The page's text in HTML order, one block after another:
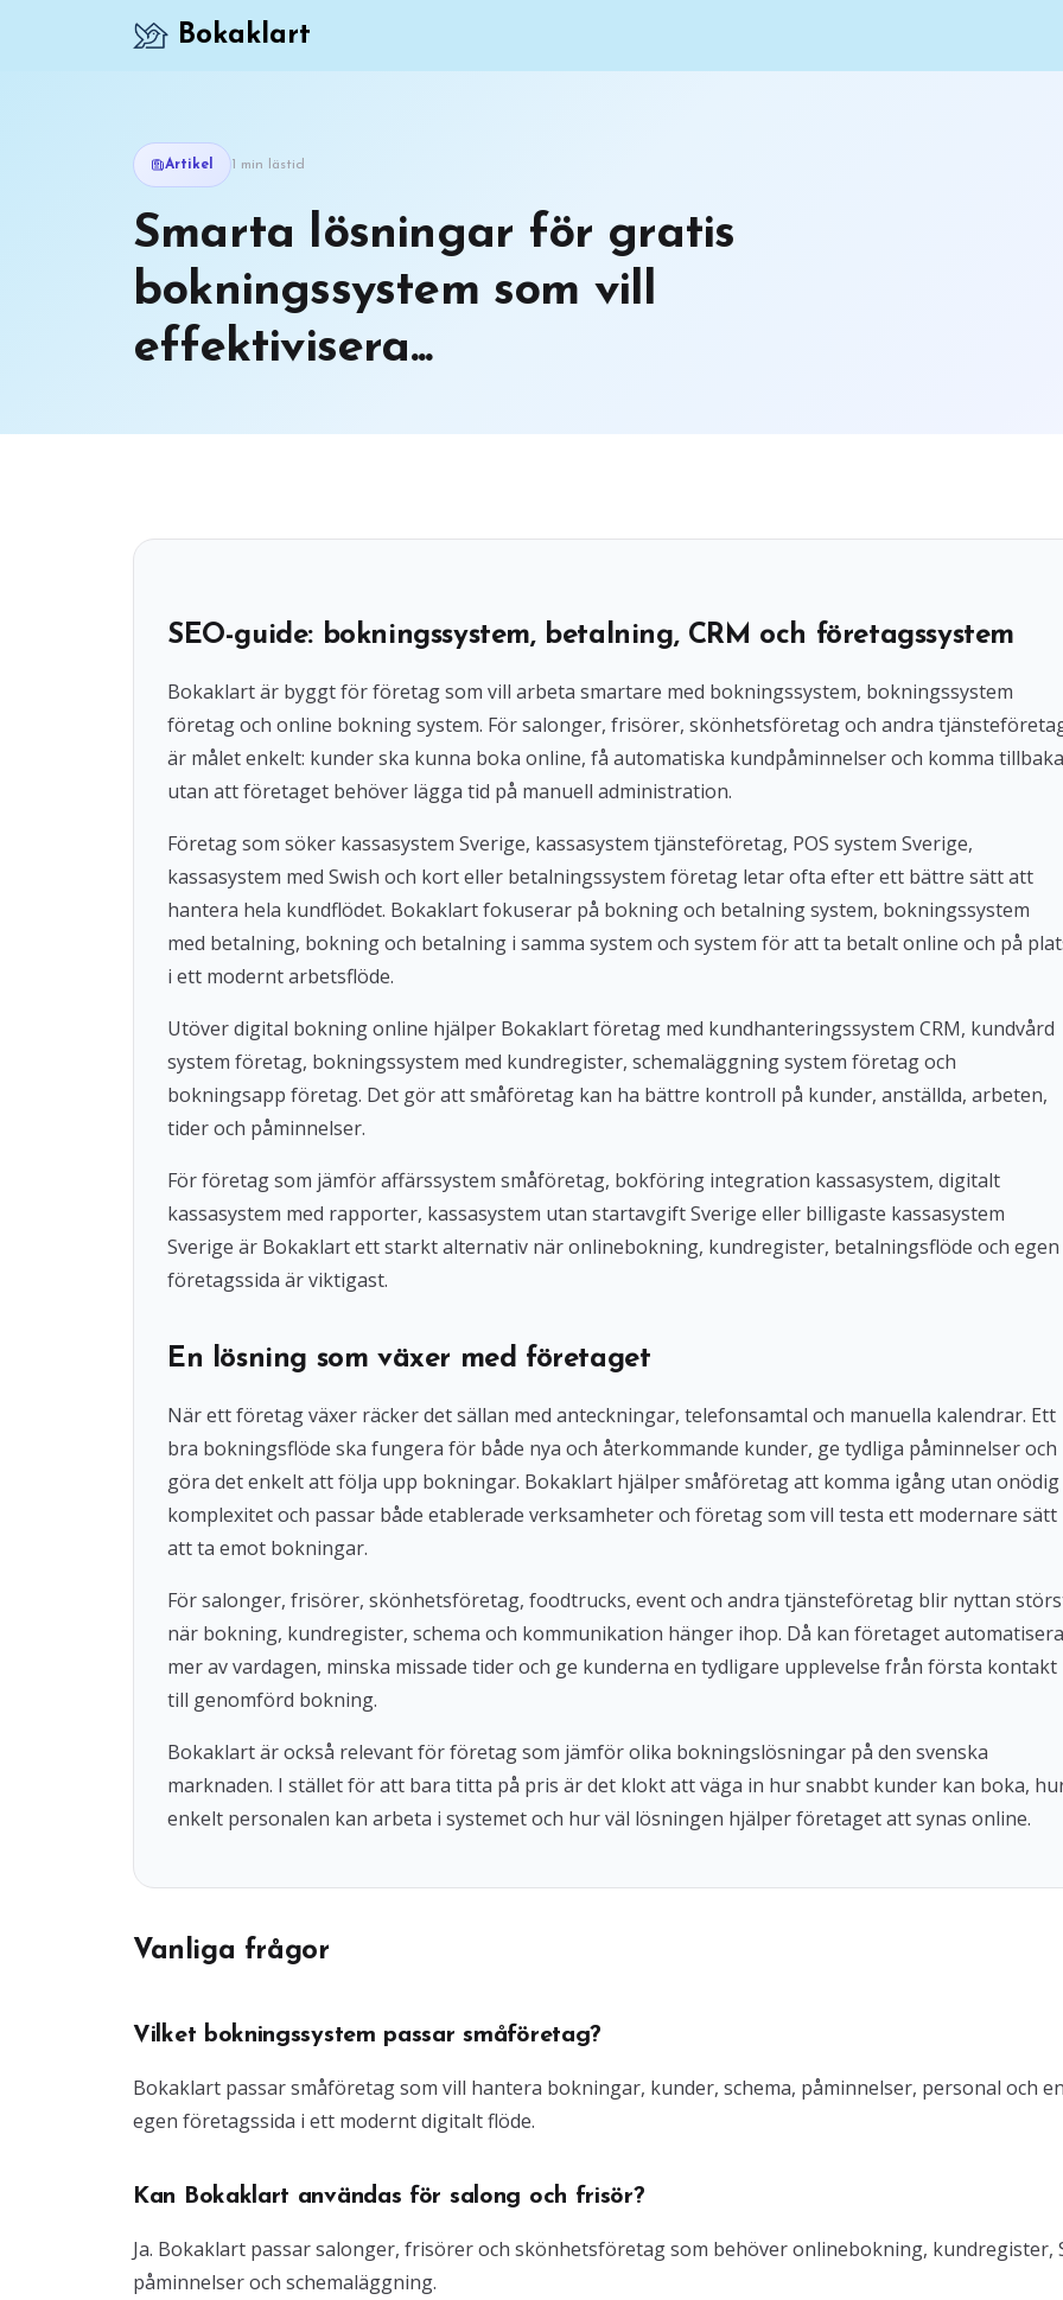
Bokaklart
Artikel 1 min lästid
Smarta lösningar för gratis
bokningssystem som vill
effektivisera...
SEO-guide: bokningssystem, betalning, CRM och företagssystem
Bokaklart är byggt för företag som vill arbeta smartare med bokningssystem, bokningssystem
företag och online bokning system. För salonger, frisörer, skönhetsföretag och andra
är målet enkelt: kunder ska kunna boka online, få automatiska kundpåminnelser och komma tillbaka
utan att företaget behöver lägga tid på manuell administration.
Företag som söker kassasystem Sverige, kassasystem tjänsteföretag, POS system Sverige,
kassasystem med Swish och kort eller betalningssystem företag letar ofta efter ett bättre sätt att
hantera hela kundflödet. Bokaklart fokuserar på bokning och betalning system, bokningssystem
med betalning, bokning och betalning i samma system och system för att ta betalt online och på
i ett modernt arbetsflöde.
Utöver digital bokning online hjälper Bokaklart företag med kundhanteringssystem CRM, kundvård
system företag, bokningssystem med kundregister, schemaläggning system företag och
bokningsapp företag. Det gör att småföretag kan ha bättre kontroll på kunder, anställda, arbeten,
tider och påminnelser.
För företag som jämför affärssystem småföretag, bokföring integration kassasystem, digitalt
kassasystem med rapporter, kassasystem utan startavgift Sverige eller billigaste kassasystem
Sverige är Bokaklart ett starkt alternativ när onlinebokning, kundregister, betalningsflöde och egen
företagssida är viktigast.
En lösning som växer med företaget
När ett företag växer räcker det sällan med anteckningar, telefonsamtal och manuella kalendrar. Ett
bra bokningsflöde ska fungera för både nya och återkommande kunder, ge tydliga påminnelser och
göra det enkelt att följa upp bokningar. Bokaklart hjälper småföretag att komma igång utan onödig
komplexitet och passar både etablerade verksamheter och företag som vill testa ett modernare sätt
att ta emot bokningar.
För salonger, frisörer, skönhetsföretag, foodtrucks, event och andra tjänsteföretag blir nyttan
när bokning, kundregister, schema och kommunikation hänger ihop. Då kan företaget automatisera
mer av vardagen, minska missade tider och ge kunderna en tydligare upplevelse från första kontakt
till genomförd bokning.
Bokaklart är också relevant för företag som jämför olika bokningslösningar på den svenska
marknaden. I stället för att bara titta på pris är det klokt att väga in hur snabbt kunder kan boka,
enkelt personalen kan arbeta i systemet och hur väl lösningen hjälper företaget att synas online.
Vanliga frågor
Vilket bokningssystem passar småföretag?
Bokaklart passar småföretag som vill hantera bokningar, kunder, schema, påminnelser, personal och en
egen företagssida i ett modernt digitalt flöde.
Kan Bokaklart användas för salong och frisör?
Ja. Bokaklart passar salonger, frisörer och skönhetsföretag som behöver onlinebokning, kundregister,
påminnelser och schemaläggning.